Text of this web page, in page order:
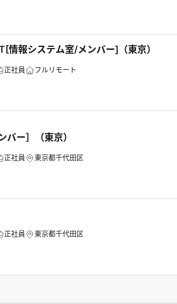
情報システム室/メンバー]（東京）
正社員 フルリモート
バー］（東京）
正社員 東京都千代田区
正社員 東京都千代田区